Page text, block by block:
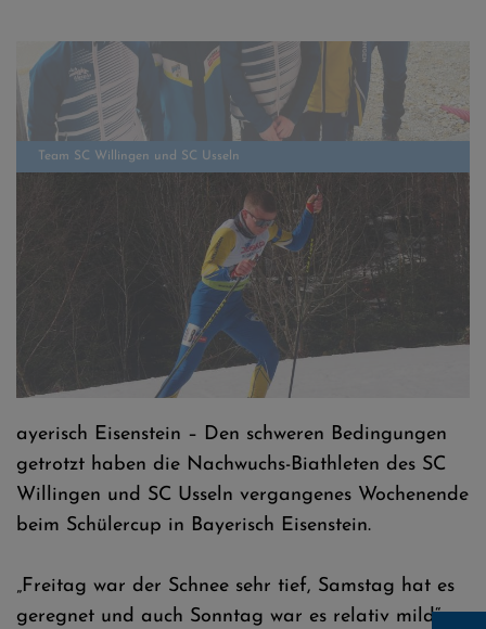
Lasse Kollmann
ayerisch Eisenstein – Den schweren Bedingungen
getrotzt haben die Nachwuchs-Biathleten des SC
Willingen und SC Usseln vergangenes Wochenende
beim Schülercup in Bayerisch Eisenstein.
„Freitag war der Schnee sehr tief, Samstag hat es
geregnet und auch Sonntag war es relativ mild“,